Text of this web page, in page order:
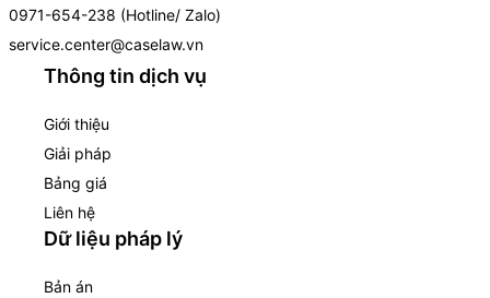
0971-654-238 (Hotline/ Zalo)
service.center@caselaw.vn
Thông tin dịch vụ
Giới thiệu
Giải pháp
Bảng giá
Liên hệ
Dữ liệu pháp lý
Bản án